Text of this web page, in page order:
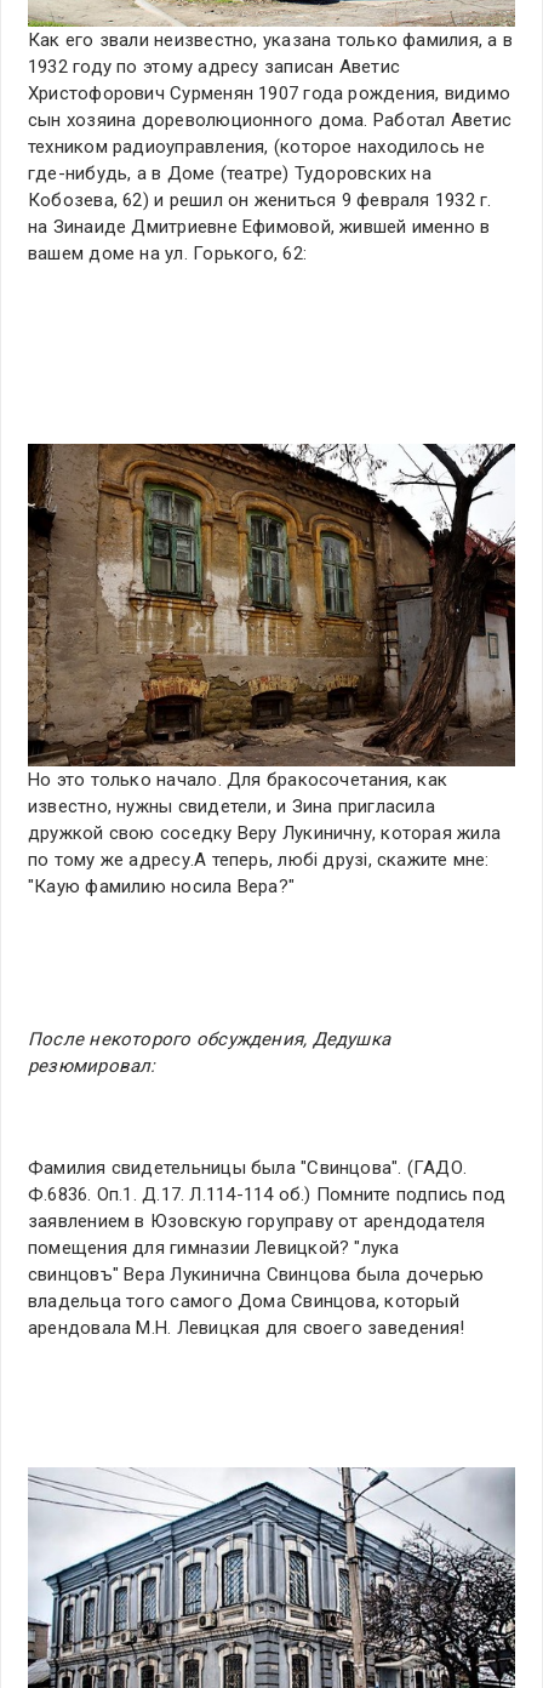
Как его звали неизвестно, указана только фамилия, а в
1932 году по этому адресу записан Аветис
Христофорович Сурменян 1907 года рождения, видимо
сын хозяина дореволюционного дома. Работал Аветис
техником радиоуправления, (которое находилось не
где-нибудь, а в Доме (театре) Тудоровских на
Кобозева, 62) и решил он жениться 9 февраля 1932 г.
на Зинаиде Дмитриевне Ефимовой, жившей именно в
вашем доме на ул. Горького, 62:
Но это только начало. Для бракосочетания, как
известно, нужны свидетели, и Зина пригласила
дружкой свою соседку Веру Лукиничну, которая жила
по тому же адресу.А теперь, любі друзі, скажите мне:
"Каую фамилию носила Вера?"
После некоторого обсуждения, Дедушка
резюмировал:
Фамилия свидетельницы была "Свинцова". (ГАДО.
Ф.6836. Оп.1. Д.17. Л.114-114 об.) Помните подпись под
заявлением в Юзовскую горуправу от арендодателя
помещения для гимназии Левицкой? "лука
свинцовъ" Вера Лукинична Свинцова была дочерью
владельца того самого Дома Свинцова, который
арендовала М.Н. Левицкая для своего заведения!